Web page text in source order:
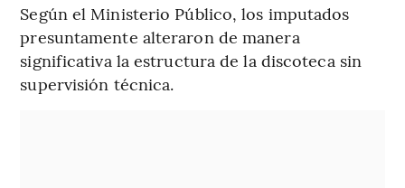
Según el Ministerio Público, los imputados
presuntamente alteraron de manera
significativa la estructura de la discoteca sin
supervisión técnica.